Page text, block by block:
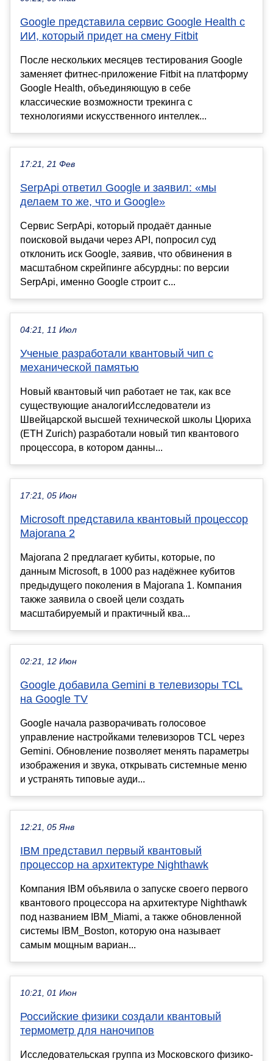
Google представила сервис Google Health с
ИИ, который придет на смену Fitbit
После нескольких месяцев тестирования Google
заменяет фитнес-приложение Fitbit на платформу
Google Health, объединяющую в себе
классические возможности трекинга с
технологиями искусственного интеллек...
17:21, 21 Фев
SerpApi ответил Google и заявил: «мы
делаем то же, что и Google»
Сервис SerpApi, который продаёт данные
поисковой выдачи через API, попросил суд
отклонить иск Google, заявив, что обвинения в
масштабном скрейпинге абсурдны: по версии
SerpApi, именно Google строит с...
04:21, 11 Июл
Ученые разработали квантовый чип с
механической памятью
Новый квантовый чип работает не так, как все
существующие аналогиИсследователи из
Швейцарской высшей технической школы Цюриха
(ETH Zurich) разработали новый тип квантового
процессора, в котором данны...
17:21, 05 Июн
Microsoft представила квантовый процессор
Majorana 2
Majorana 2 предлагает кубиты, которые, по
данным Microsoft, в 1000 раз надёжнее кубитов
предыдущего поколения в Majorana 1. Компания
также заявила о своей цели создать
масштабируемый и практичный ква...
02:21, 12 Июн
Google добавила Gemini в телевизоры TCL
на Google TV
Google начала разворачивать голосовое
управление настройками телевизоров TCL через
Gemini. Обновление позволяет менять параметры
изображения и звука, открывать системные меню
и устранять типовые ауди...
12:21, 05 Янв
IBM представил первый квантовый
процессор на архитектуре Nighthawk
Компания IBM объявила о запуске своего первого
квантового процессора на архитектуре Nighthawk
под названием IBM_Miami, а также обновленной
системы IBM_Boston, которую она называет
самым мощным вариан...
10:21, 01 Июн
Российские физики создали квантовый
термометр для наночипов
Исследовательская группа из Московского физико-